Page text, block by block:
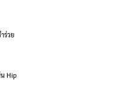
ร่วย
Hip